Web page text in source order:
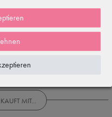
MIT...